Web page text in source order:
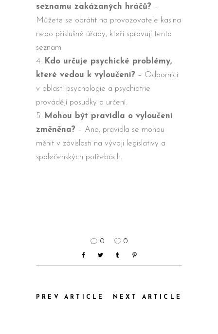
seznamu zakázaných hráčů? –
Můžete se obrátit na provozovatele kasina
nebo příslušné úřady, kteří spravují tento
seznam.
Kdo určuje psychické problémy,
které vedou k vyloučení? – Odborníci
v oblasti psychologie a psychiatrie
provádějí posudky a určení.
Mohou být pravidla o vyloučení
změněna? – Ano, pravidla se mohou
měnit v závislosti na vývoji legislativy a
společenských potřebách.
0 0
PREV ARTICLE NEXT ARTICLE